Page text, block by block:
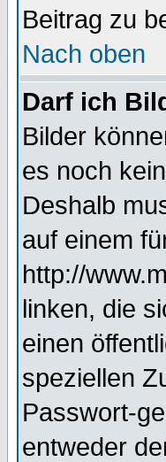
Beitrag zu
Nach oben
Darf ich
Bilder
es noch
Deshalb
auf einem
http://
linken, die
einen
speziellen
Passwort-
entweder